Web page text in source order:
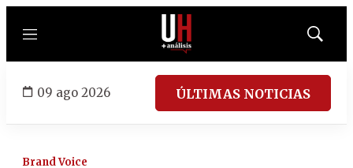
Menú
Mostrar
09 ago 2026 ÚLTIMAS NOTICIAS
Brand Voice